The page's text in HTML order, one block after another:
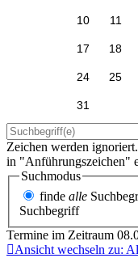
10 11
17 18
24 25
31
Zeichen werden
in "Anführungszeichen"
Suchmodus
finde alle
Suchbegriff
Termine im Zeitraum
Ansicht wechseln zu: